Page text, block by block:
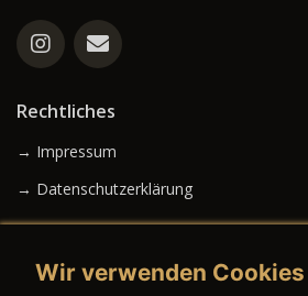
Rechtliches
→ Impressum
→ Datenschutzerklärung
Wir verwenden Cookies